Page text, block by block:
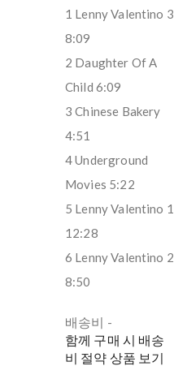
1 Lenny Valentino 3
8:09
2 Daughter Of A
Child 6:09
3 Chinese Bakery
4:51
4 Underground
Movies 5:22
5 Lenny Valentino 1
12:28
6 Lenny Valentino 2
8:50
배송비 -
함께 구매 시 배송
비 절약 상품 보기